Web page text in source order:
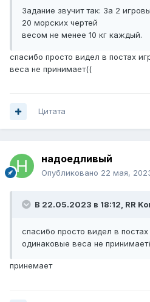
Задание звучит так: За 2
20 морских чертей
весом не менее 10 кг каждый.
спасибо просто видел в постах
веса не принимает((
Цитата
надоедливый
Опубликовано 22 мая,
В 22.05.2023 в 18:12, RR
спасибо просто видел в
одинаковые веса не
принемает